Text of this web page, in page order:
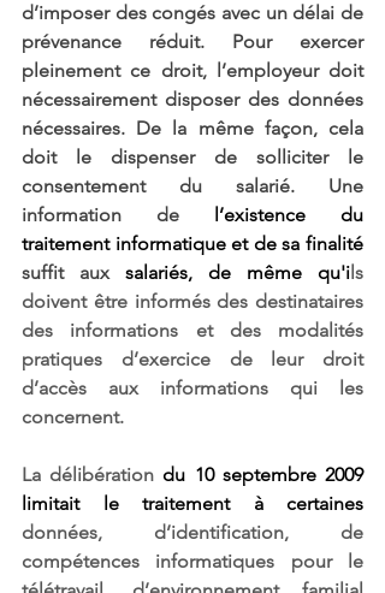
d’imposer des congés avec un délai de
prévenance réduit. Pour exercer
pleinement ce droit, l’employeur doit
nécessairement disposer des données
nécessaires. De la même façon, cela
doit le dispenser de solliciter le
consentement du salarié. Une
information de l’existence du
suffit aux salariés, de même qu'ils
doivent être informés des destinataires
des informations et des modalités
pratiques d’exercice de leur droit
d’accès aux informations qui les
concernent.
La délibération du 10 septembre 2009
limitait le traitement à certaines
données, d’identification, de
compétences informatiques pour le